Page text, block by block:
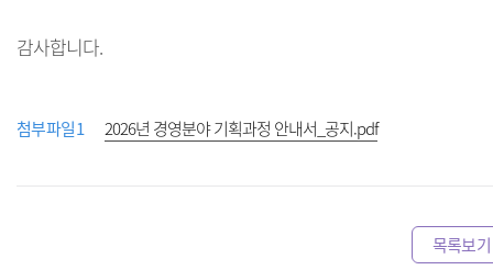
감사합니다.
첨부파일1 2026년 경영분야 기획과정 안내서_공지.pdf
목록보기